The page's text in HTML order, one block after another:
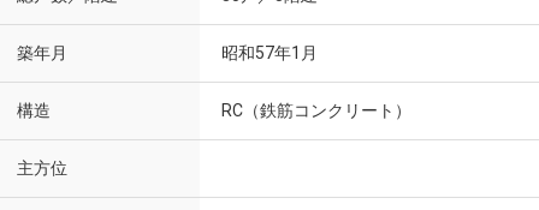
築年月 昭和57年1月
構造 RC（鉄筋コンクリート）
主方位